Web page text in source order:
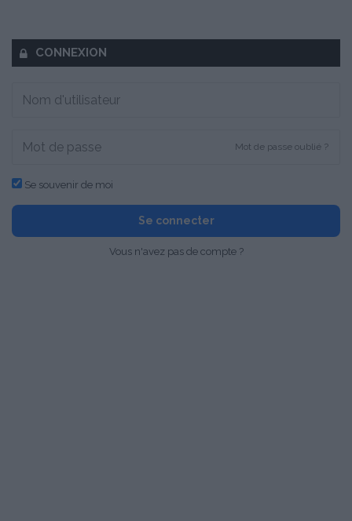
CONNEXION
Mot de passe oublié ?
Se souvenir de moi
Se connecter
Vous n'avez pas de compte ?